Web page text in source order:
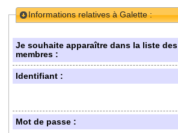
Informations relatives à Galette :
Je souhaite apparaître dans la liste des
membres :
Identifiant :
Mot de passe :